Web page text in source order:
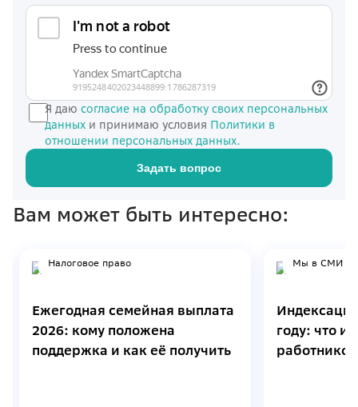
Я даю согласие на обработку своих персональных
данных и принимаю условия Политики в
отношении персональных данных.
Задать вопрос
Вам может быть интересно:
Налоговое право
Ежегодная семейная выплата
2026: кому положена
поддержка и как её получить
Мы в СМИ
году: что